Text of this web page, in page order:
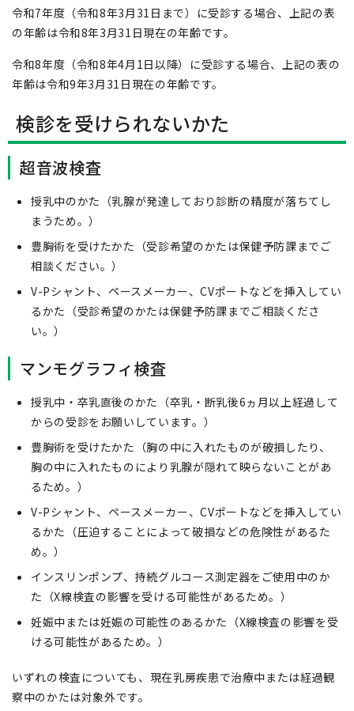
令和7年度（令和8年3月31日まで）に受診する場合、上記の表
の年齢は令和8年3月31日現在の年齢です。
令和8年度（令和8年4月1日以降）に受診する場合、上記の表の
年齢は令和9年3月31日現在の年齢です。
検診を受けられないかた
超音波検査
授乳中のかた（乳腺が発達しており診断の精度が落ちてし
まうため。）
豊胸術を受けたかた（受診希望のかたは保健予防課までご
相談ください。）
V-Pシャント、ペースメーカー、CVポートなどを挿入してい
るかた（受診希望のかたは保健予防課までご相談くださ
い。）
マンモグラフィ検査
授乳中・卒乳直後のかた（卒乳・断乳後6ヵ月以上経過して
からの受診をお願いしています。）
豊胸術を受けたかた（胸の中に入れたものが破損したり、
胸の中に入れたものにより乳腺が隠れて映らないことがあ
るため。）
V-Pシャント、ペースメーカー、CVポートなどを挿入してい
るかた（圧迫することによって破損などの危険性があるた
め。）
インスリンポンプ、持続グルコース測定器をご使用中のか
た（X線検査の影響を受ける可能性があるため。）
妊娠中または妊娠の可能性のあるかた（X線検査の影響を受
ける可能性があるため。）
いずれの検査についても、現在乳房疾患で治療中または経過観
察中のかたは対象外です。